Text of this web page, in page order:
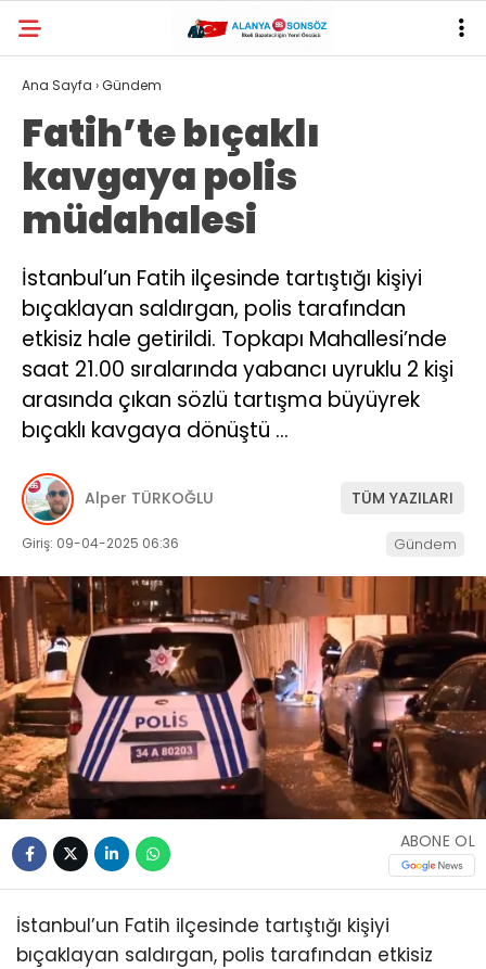
29.2°
Ana Sayfa ›Gündem
Fatih’te bıçaklı
kavgaya polis
müdahalesi
İstanbul’un Fatih ilçesinde tartıştığı kişiyi
bıçaklayan saldırgan, polis tarafından
etkisiz hale getirildi. Topkapı Mahallesi’nde
saat 21.00 sıralarında yabancı uyruklu 2 kişi
arasında çıkan sözlü tartışma büyüyrek
bıçaklı kavgaya dönüştü …
Alper TÜRKOĞLU TÜM YAZILARI
Giriş: 09-04-2025 06:36 Gündem
ABONE OL
İstanbul’un Fatih ilçesinde tartıştığı kişiyi
bıçaklayan saldırgan, polis tarafından etkisiz